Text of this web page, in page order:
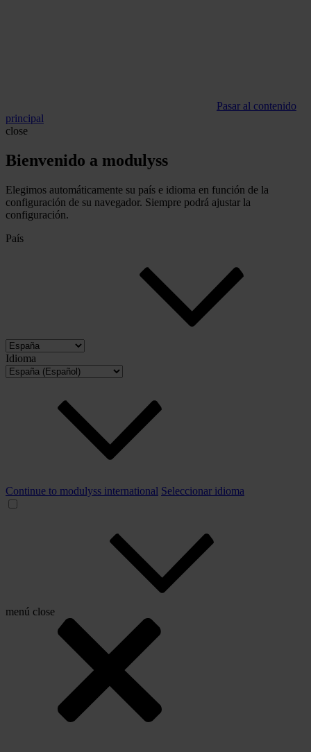
Pasar al contenido
principal
close
Bienvenido a modulyss
Elegimos automáticamente su país e idioma en función de la
configuración de su navegador. Siempre podrá ajustar la
configuración.
País
Idioma
Continue to modulyss international Seleccionar idioma
menú close